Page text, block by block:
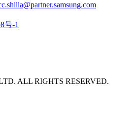
号-1
ALL RIGHTS RESERVED.